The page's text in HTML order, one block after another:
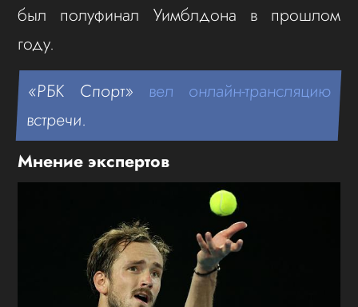
был полуфинал Уимблдона в прошлом
году.
«РБК Спорт»вел онлайн-трансляцию
встречи.
Мнение экспертов